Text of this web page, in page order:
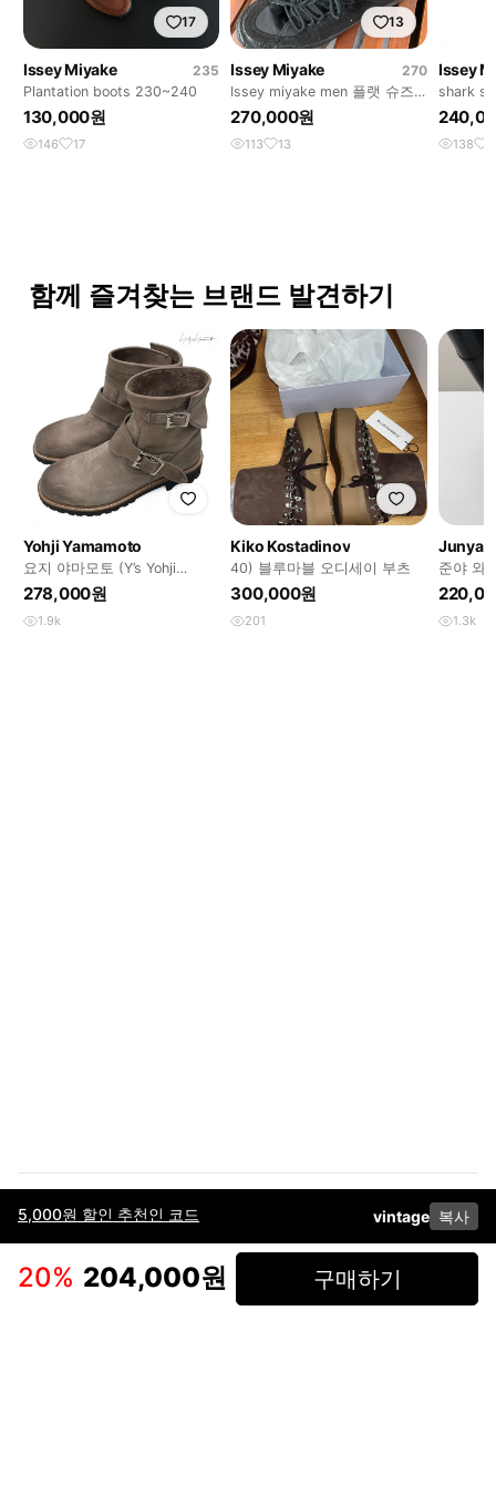
5,000원 할인 추천인 코드 vintage 복사
20% 204,000원 구매하기
17
Issey Miyake
235
Plantation boots 230~240
130,000원
146 17
13
Issey Miyake
270
Issey miyake men 플랫 슈즈
42
270,000원
113 13
Issey
shark
138
함께 즐겨찾는 브랜드 발견하기
Yohji Yamamoto
요지 야마모토 (Y’s Yohji
Yamamoto)
278,000원
1.9k
Kiko Kostadinov
40) 블루마블 오디세이 부츠
300,000원
201
Junya
준야 와
leather
1.3k
이용약관고객센터판매개인정보 처리방침사업자 정보다운로드
인스타그램
페이스북